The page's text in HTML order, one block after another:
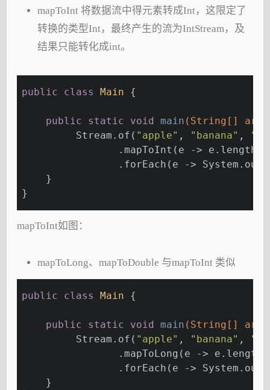
mapToInt 将数据流中得元素转成Int，这限定了
转换的类型Int，最终产生的流为IntStream，及
结果只能转化成int。
public class Main {
public static void main (String[]
         Stream.of(
"apple" , "banana" ,
.mapToInt(e ->
.forEach(e ->
    }
}
mapToInt如图：
mapToLong、mapToDouble 与mapToInt 类似
public class Main {
public static void main (String[]
         Stream.of(
"apple" , "banana" ,
.mapToLong(e ->
.forEach(e ->
    }